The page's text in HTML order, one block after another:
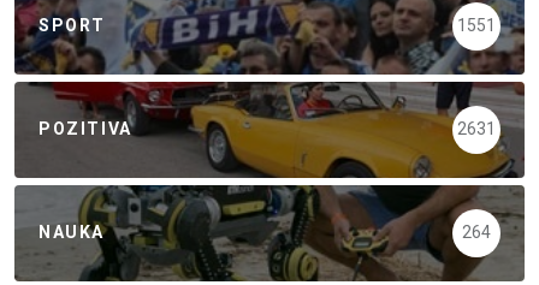
SPORT 1551
POZITIVA 2631
NAUKA 264